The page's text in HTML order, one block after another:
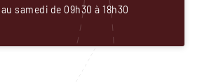
samedi de 09h30 à 18h30